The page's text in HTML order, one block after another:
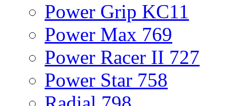
Power Grip KC11
Power Max 769
Power Racer II 727
Power Star 758